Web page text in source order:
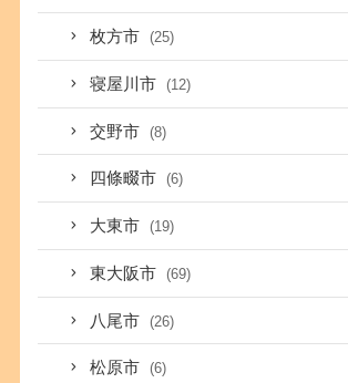
枚方市 (25)
寝屋川市 (12)
交野市 (8)
四條畷市 (6)
大東市 (19)
東大阪市 (69)
八尾市 (26)
松原市 (6)